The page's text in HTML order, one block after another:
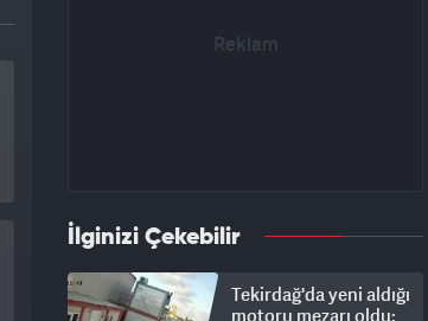
İlginizi Çekebilir
Tekirdağ'da yeni aldığı
motoru mezarı oldu: